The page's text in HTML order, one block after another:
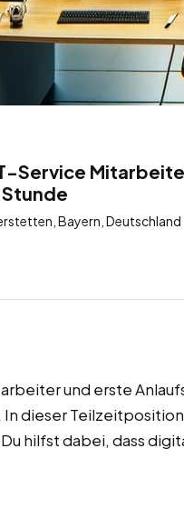
Service
Bayern, Deutschland
und erste
In dieser
hilfst dabei, dass